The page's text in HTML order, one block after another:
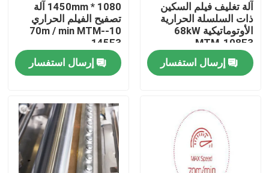
المنزل
المنتجات
جولة في المصنع
مراقبة الجودة
آلة تغليف فيلم السكين
ذات السلسلة الحرارية
الأوتوماتيكية 68kW
MTM-108E3
إرسال استفسار
1080 * 1450mm آلة
تصفيح الفيلم الحراري
10-70m / min MTM-
145E3
إرسال استفسار